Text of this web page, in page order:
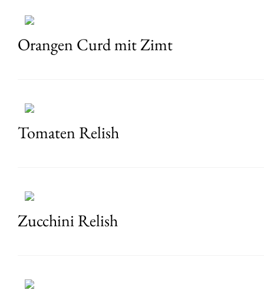
Orangen Curd mit Zimt
Tomaten Relish
Zucchini Relish